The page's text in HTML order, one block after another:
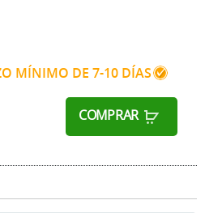
MÍNIMO DE 7-10 DÍAS
COMPRAR